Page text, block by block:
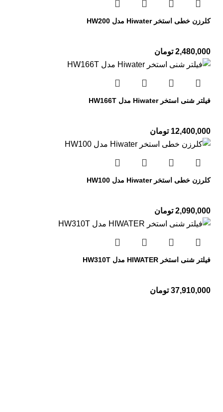
کلرزن خطی استخر Hiwater مدل HW200
2,480,000 تومان
فیلتر شنی استخر Hiwater مدل HW166T
12,400,000 تومان
کلرزن خطی استخر Hiwater مدل HW100
2,090,000 تومان
فیلتر شنی استخر HIWATER مدل HW310T
37,910,000 تومان